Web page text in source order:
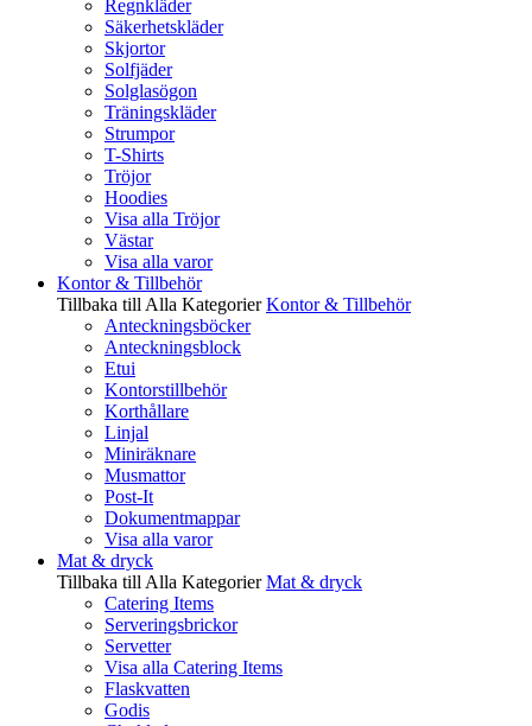
Regnkläder
Säkerhetskläder
Skjortor
Solfjäder
Solglasögon
Träningskläder
Strumpor
T-Shirts
Tröjor
Hoodies
Visa alla Tröjor
Västar
Visa alla varor
Kontor & Tillbehör
Tillbaka till Alla Kategorier Kontor & Tillbehör
Anteckningsböcker
Anteckningsblock
Etui
Kontorstillbehör
Korthållare
Linjal
Miniräknare
Musmattor
Post-It
Dokumentmappar
Visa alla varor
Mat & dryck
Tillbaka till Alla Kategorier Mat & dryck
Catering Items
Serveringsbrickor
Servetter
Visa alla Catering Items
Flaskvatten
Godis